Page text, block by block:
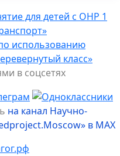
для детей с ОНР 1
использованию
класс»
в соцсетях
на канал Научно-
в MAX